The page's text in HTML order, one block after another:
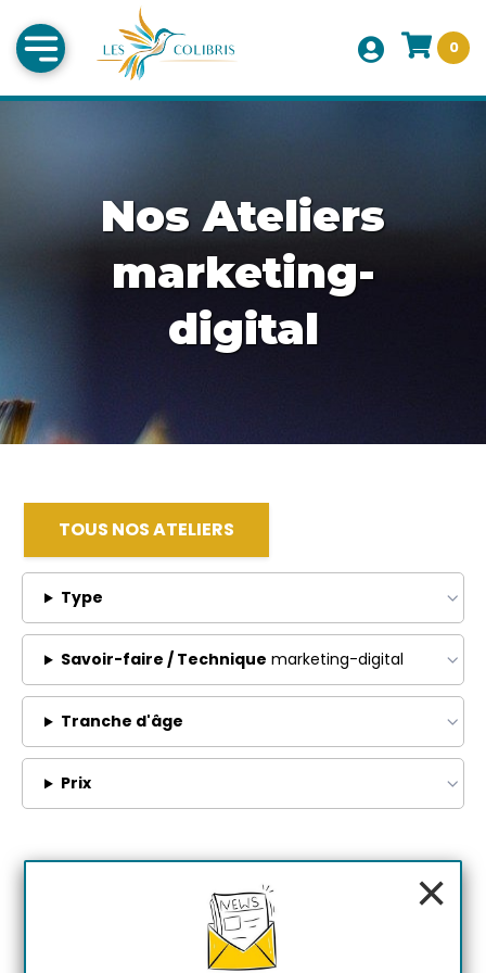
0
Nos Ateliers
marketing-
digital
TOUS NOS ATELIERS
Type
Savoir-faire / Technique marketing-digital
Tranche d'âge
Prix
×